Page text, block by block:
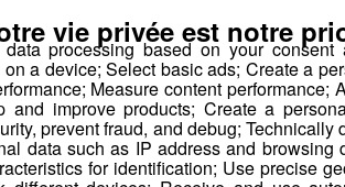
processing based on your consent
a device; Select basic ads; Create a
Measure content performance;
improve products; Create a
prevent fraud, and debug; Technically
data such as IP address and browsing
for identification; Use precise
vie privée est notre